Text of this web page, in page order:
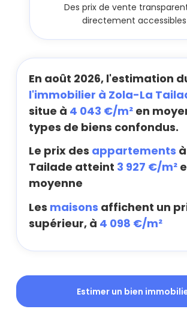
Des prix de vente
directement accessibles
En août 2026, l'estimation
l'immobilier à Zola-La
situe à 4 043 €/m² en
types de biens confondus.
Le prix des appartements
Tailade atteint 3 927 €/m²
moyenne
Les maisons affichent un
supérieur, à 4 098 €/m²
Estimer un bien